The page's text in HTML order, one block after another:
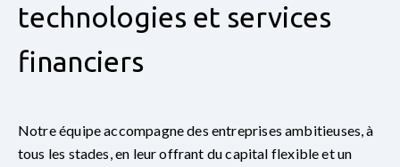
technologies et services
financiers
Notre équipe accompagne des entreprises ambitieuses, à
tous les stades, en leur offrant du capital flexible et un